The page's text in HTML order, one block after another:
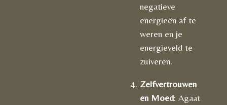
negatieve
energieën af te
weren en je
energieveld te
zuiveren.
Zelfvertrouwen
en Moed: Agaat